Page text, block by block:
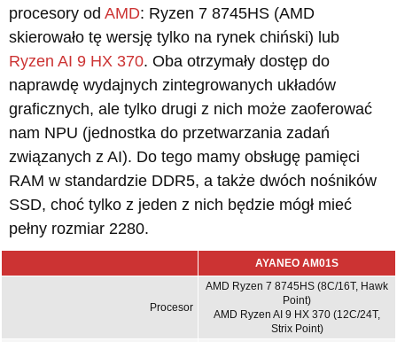
procesory od AMD: Ryzen 7 8745HS (AMD
skierowało tę wersję tylko na rynek chiński) lub
Ryzen AI 9 HX 370. Oba otrzymały dostęp do
naprawdę wydajnych zintegrowanych układów
graficznych, ale tylko drugi z nich może zaoferować
nam NPU (jednostka do przetwarzania zadań
związanych z AI). Do tego mamy obsługę pamięci
RAM w standardzie DDR5, a także dwóch nośników
SSD, choć tylko z jeden z nich będzie mógł mieć
pełny rozmiar 2280.
AYANEO AM01S
Procesor
AMD Ryzen 7 8745HS (8C/16T, Hawk
Point)
AMD Ryzen AI 9 HX 370 (12C/24T,
Strix Point)